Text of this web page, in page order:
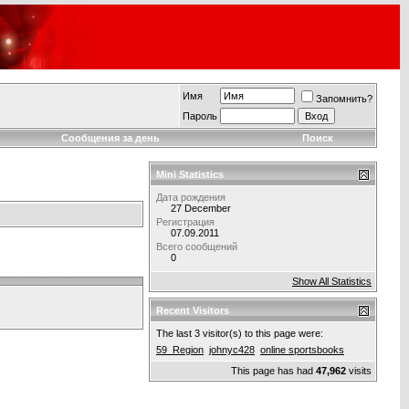
Имя
Запомнить?
Пароль
Сообщения за день Поиск
Mini Statistics
Дата рождения
27 December
Регистрация
07.09.2011
Всего сообщений
0
Show All Statistics
Recent Visitors
The last 3 visitor(s) to this page were:
59_Region johnyc428 online sportsbooks
This page has had 47,962 visits